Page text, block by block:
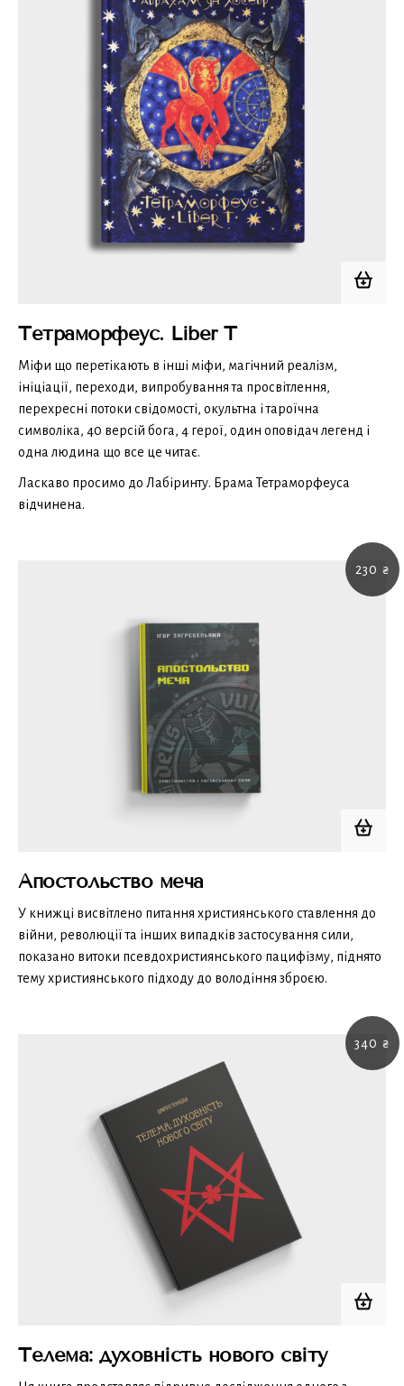
Тетраморфеус. Liber T
Міфи що перетікають в інші міфи, магічний реалізм,
ініціації, переходи, випробування та просвітлення,
перехресні потоки свідомості, окультна і тароїчна
символіка, 40 версій бога, 4 герої, один оповідач легенд і
одна людина що все це читає.
Ласкаво просимо до Лабіринту. Брама Тетраморфеуса
відчинена.
230 ₴
Апостольство меча
У книжці висвітлено питання християнського ставлення до
війни, революції та інших випадків застосування сили,
показано витоки псевдохристиянського пацифізму, піднято
тему християнського підходу до володіння зброєю.
340 ₴
Телема: духовність нового світу